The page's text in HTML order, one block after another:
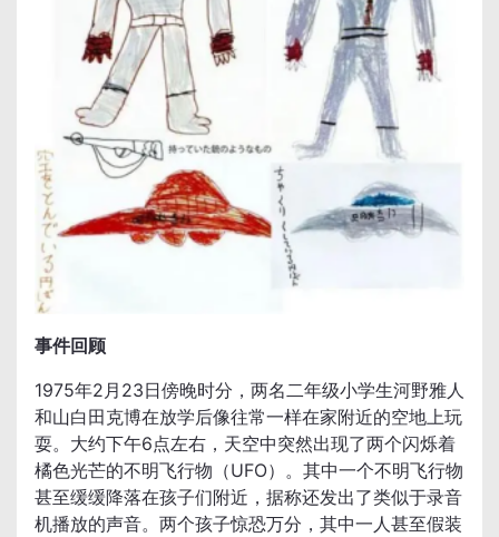
事件回顾
1975年2月23日傍晚时分，两名二年级小学生河野雅人
和山白田克博在放学后像往常一样在家附近的空地上玩
耍。大约下午6点左右，天空中突然出现了两个闪烁着
橘色光芒的不明飞行物（UFO）。其中一个不明飞行物
甚至缓缓降落在孩子们附近，据称还发出了类似于录音
机播放的声音。两个孩子惊恐万分，其中一人甚至假装